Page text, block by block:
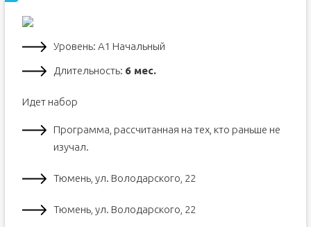
Уровень: А1 Начальный
Длительность: 6 мес.
Идет набор
Программа, рассчитанная на тех, кто раньше не
изучал.
Тюмень, ул. Володарского, 22
Тюмень, ул. Володарского, 22